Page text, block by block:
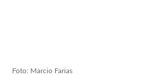
Foto: Marcio Farias